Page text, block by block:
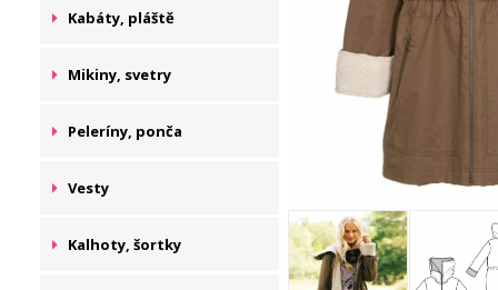
Kabáty, pláště
Mikiny, svetry
Peleríny, ponča
Vesty
Kalhoty, šortky